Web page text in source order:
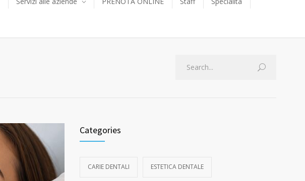
Categories
CARIE DENTALI ESTETICA DENTALE